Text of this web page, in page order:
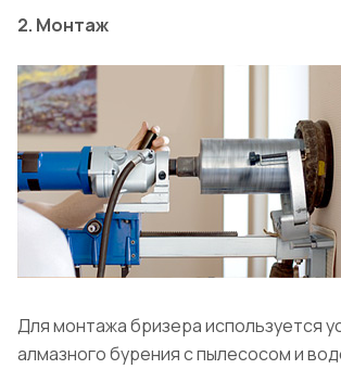
2. Монтаж
Для монтажа бризера используется
алмазного бурения с пылесосом и